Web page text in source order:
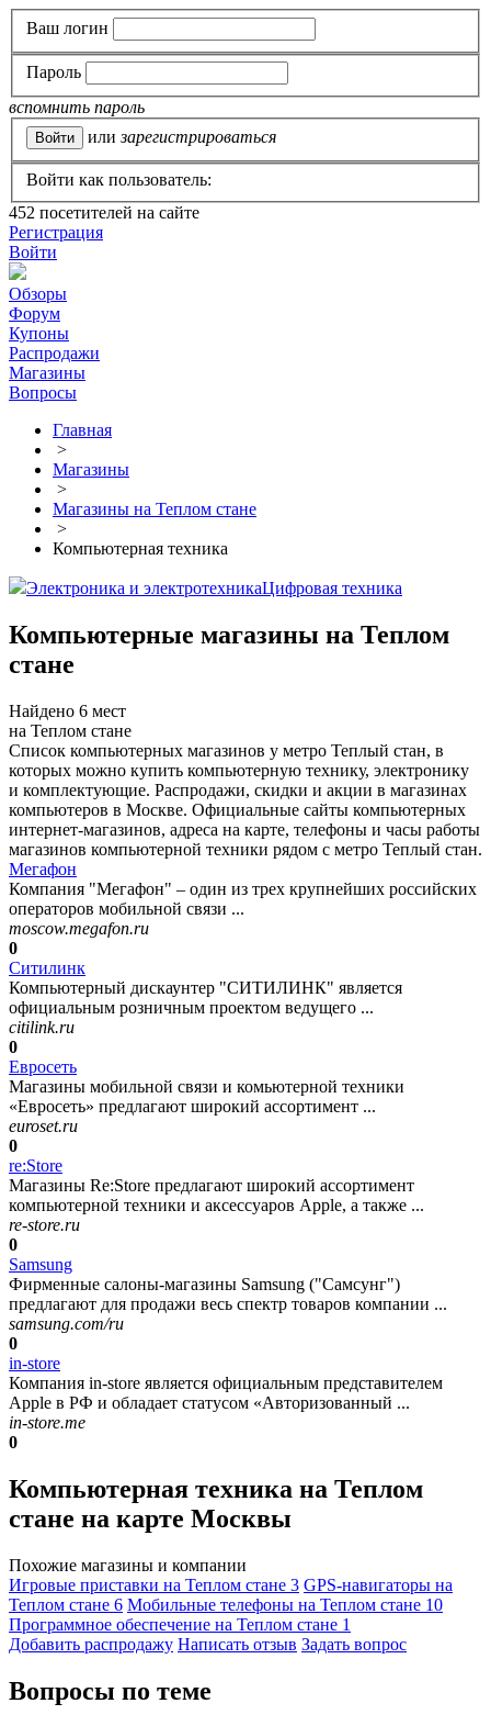
Ваш логин
Пароль
вспомнить пароль
или зарегистрироваться
Войти как пользователь:
452 посетителей на сайте
Регистрация
Войти
Обзоры
Форум
Купоны
Распродажи
Магазины
Вопросы
Главная
>
Магазины
>
Магазины на Теплом стане
>
Компьютерная техника
Электроника и электротехникаЦифровая техника
Компьютерные магазины на Теплом
стане
Найдено 6 мест
на Теплом стане
Список компьютерных магазинов у метро Теплый стан, в
которых можно купить компьютерную технику, электронику
и комплектующие. Распродажи, скидки и акции в магазинах
компьютеров в Москве. Официальные сайты компьютерных
интернет-магазинов, адреса на карте, телефоны и часы работы
магазинов компьютерной техники рядом с метро Теплый стан.
Мегафон
Компания "Мегафон" – один из трех крупнейших российских
операторов мобильной связи ...
moscow.megafon.ru
0
Ситилинк
Компьютерный дискаунтер "СИТИЛИНК" является
официальным розничным проектом ведущего ...
citilink.ru
0
Евросеть
Магазины мобильной связи и комьютерной техники
«Евросеть» предлагают широкий ассортимент ...
euroset.ru
0
re:Store
Магазины Re:Store предлагают широкий ассортимент
компьютерной техники и аксессуаров Apple, а также ...
re-store.ru
0
Samsung
Фирменные салоны-магазины Samsung ("Самсунг")
предлагают для продажи весь спектр товаров компании ...
samsung.com/ru
0
in-store
Компания in-store является официальным представителем
Apple в РФ и обладает статусом «Авторизованный ...
in-store.me
0
Компьютерная техника на Теплом
стане на карте Москвы
Похожие магазины и компании
Игровые приставки на Теплом стане 3 GPS-навигаторы на
Теплом стане 6 Мобильные телефоны на Теплом стане 10
Программное обеспечение на Теплом стане 1
Добавить раcпродажу Написать отзыв Задать вопрос
Вопросы по теме